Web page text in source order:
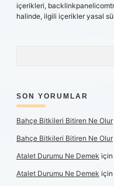
içerikleri,
halinde, ilgili içerikler yasal
SON YORUMLAR
Bahçe Bitkileri Bitiren Ne Olur
Bahçe Bitkileri Bitiren Ne Olur
Atalet Durumu Ne Demek için
Atalet Durumu Ne Demek için